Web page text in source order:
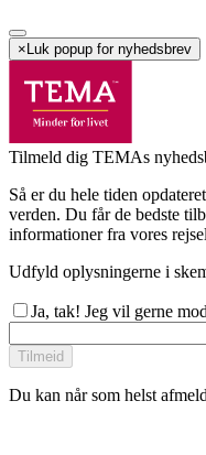
×Luk popup for nyhedsbrev
Tilmeld dig TEMAs
Så er du hele tiden
verden. Du får de bedste
informationer fra vores
Udfyld oplysningerne i
Ja, tak! Jeg vil gerne
Tilmeid
Du kan når som helst